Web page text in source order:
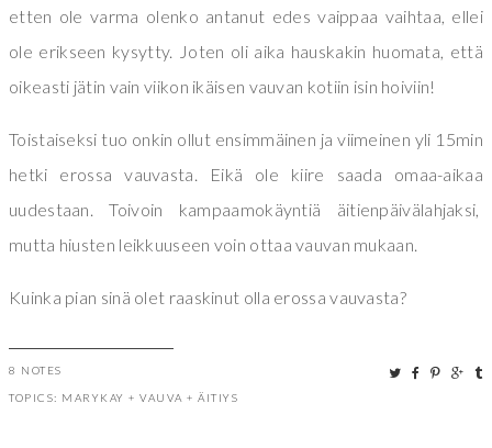
etten ole varma olenko antanut edes vaippaa vaihtaa, ellei
ole erikseen kysytty. Joten oli aika hauskakin huomata, että
oikeasti jätin vain viikon ikäisen vauvan kotiin isin hoiviin!
Toistaiseksi tuo onkin ollut ensimmäinen ja viimeinen yli 15min
hetki erossa vauvasta. Eikä ole kiire saada omaa-aikaa
uudestaan. Toivoin kampaamokäyntiä äitienpäivälahjaksi,
mutta hiusten leikkuuseen voin ottaa vauvan mukaan.
Kuinka pian sinä olet raaskinut olla erossa vauvasta?
8 NOTES
TOPICS: MARYKAY + VAUVA + ÄITIYS